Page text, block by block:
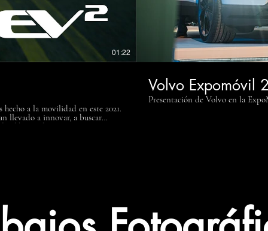
01:22
a la movilidad en este 2021.
eléctrico logramos respirar,
Volvo Expomóvil
Presentación de Volvo en la